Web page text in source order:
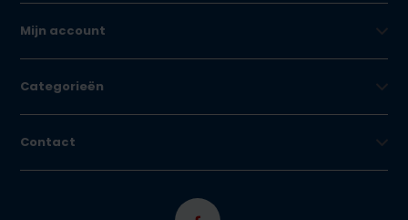
Mijn account
Categorieën
Contact